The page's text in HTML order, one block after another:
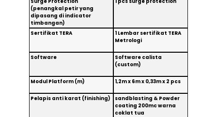
(penangkal petir yang
dipasang di indicator
timbangan)
Sertifikat TERA
1 Lembar sertifikat TERA
Metrologi
Software
Software calista
(custom)
Modul Platform (m) 1,2m x 6m x 0,33m x 2 pcs
Pelapis anti karat (finishing)
sandblasting & Powder
coating 200mc warna
coklat tua